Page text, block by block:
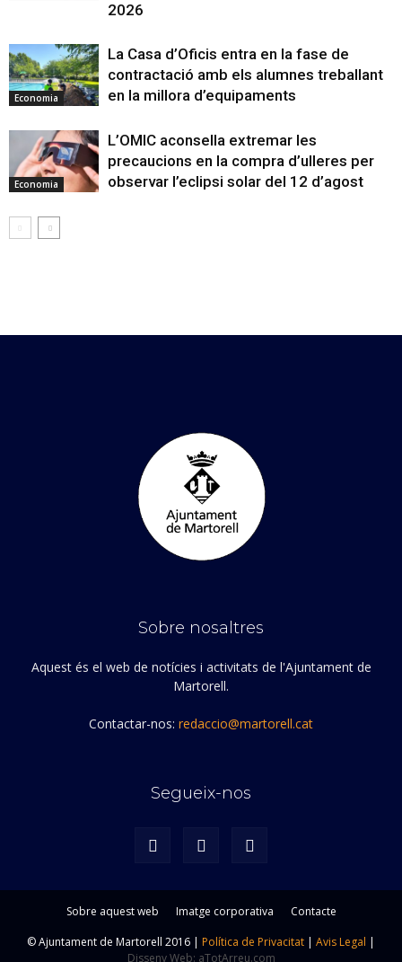
2026
Economia
La Casa d’Oficis entra en la fase de
contractació amb els alumnes treballant
en la millora d’equipaments
Economia
L’OMIC aconsella extremar les
precaucions en la compra d’ulleres per
observar l’eclipsi solar del 12 d’agost
Sobre nosaltres
Aquest és el web de notícies i activitats de l'Ajuntament de
Martorell.
Contactar-nos: redaccio@martorell.cat
Segueix-nos
Sobre aquest web Imatge corporativa
Contacte
© Ajuntament de Martorell 2016 | Política de Privacitat | Avis Legal |
Disseny Web: aTotArreu.com